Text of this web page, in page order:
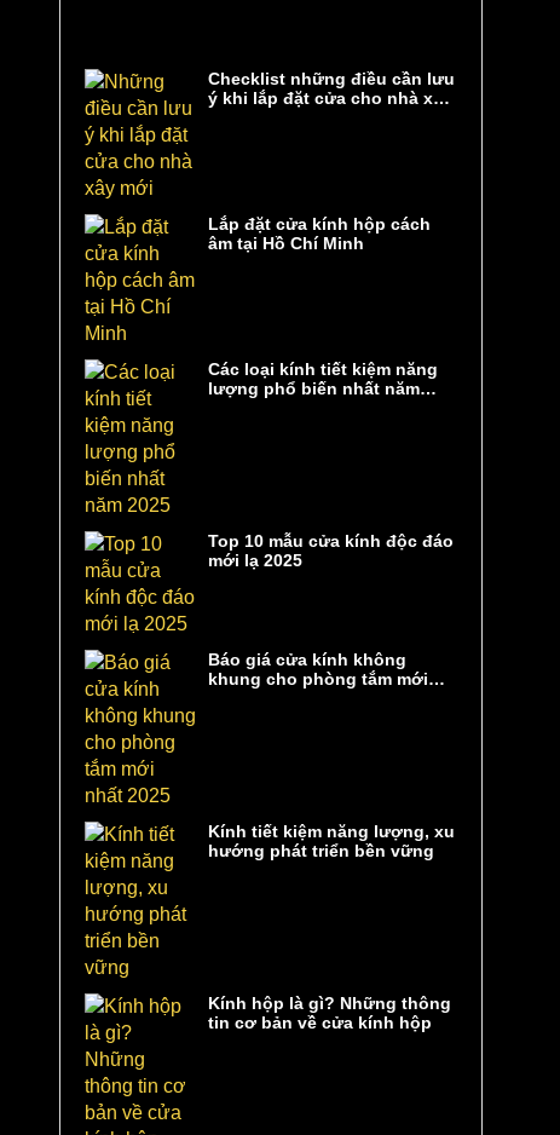
Checklist những điều cần lưu
ý khi lắp đặt cửa cho nhà xây
Lắp đặt cửa kính hộp cách
âm tại Hồ Chí Minh
Các loại kính tiết kiệm năng
lượng phổ biến nhất năm
Top 10 mẫu cửa kính độc đáo
mới lạ 2025
Báo giá cửa kính không
khung cho phòng tắm mới
Kính tiết kiệm năng lượng, xu
hướng phát triển bền vững
Kính hộp là gì? Những thông
tin cơ bản về cửa kính hộp